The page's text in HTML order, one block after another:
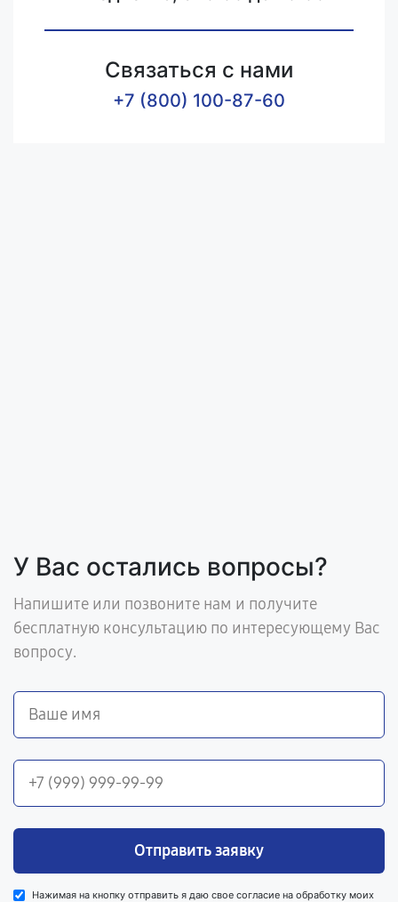
Связаться с нами
+7 (800) 100-87-60
У Вас остались вопросы?
Напишите или позвоните нам и получите
бесплатную консультацию по интересующему Вас
вопросу.
Отправить заявку
Нажимая на кнопку отправить я даю свое согласие на обработку моих